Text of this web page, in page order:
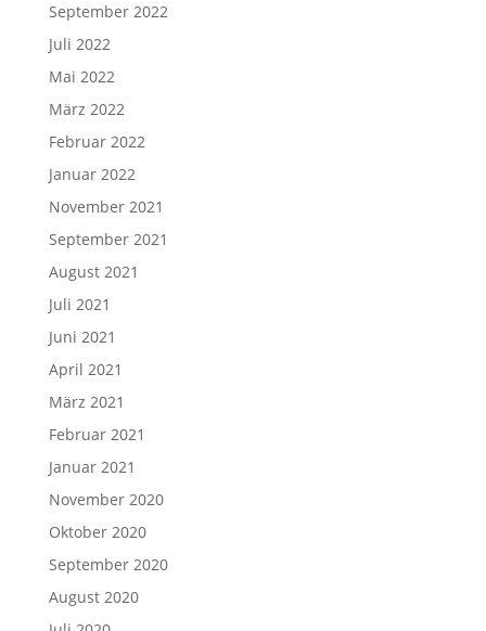
September 2022
Juli 2022
Mai 2022
März 2022
Februar 2022
Januar 2022
November 2021
September 2021
August 2021
Juli 2021
Juni 2021
April 2021
März 2021
Februar 2021
Januar 2021
November 2020
Oktober 2020
September 2020
August 2020